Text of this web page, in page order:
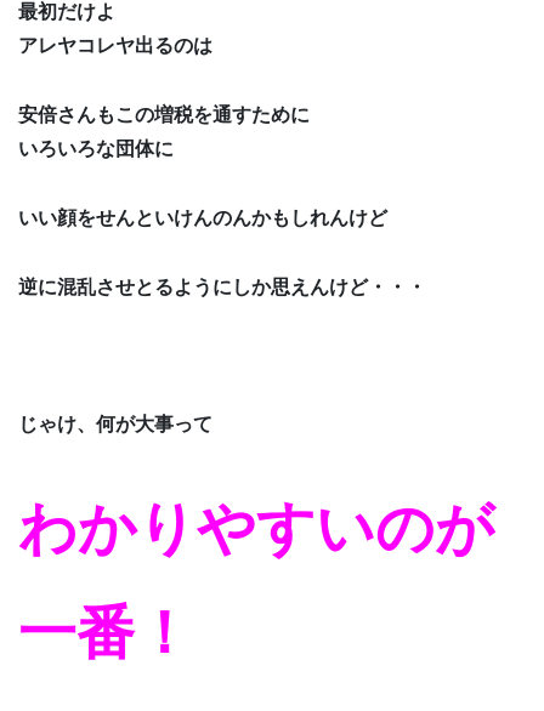
最初だけよ
アレヤコレヤ出るのは
安倍さんもこの増税を通すために
いろいろな団体に
いい顔をせんといけんのんかもしれんけど
逆に混乱させとるようにしか思えんけど・・・
じゃけ、何が大事って
わかりやすいのが
一番！